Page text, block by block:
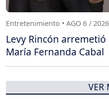
Entretenimiento • AGO 6 / 2026
Levy Rincón
María Fernanda Cabal
VER